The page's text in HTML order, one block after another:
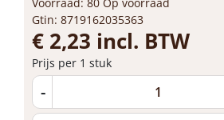
Gtin: 8719162035363
€ 2,23 incl. BTW
Prijs per 1 stuk
-